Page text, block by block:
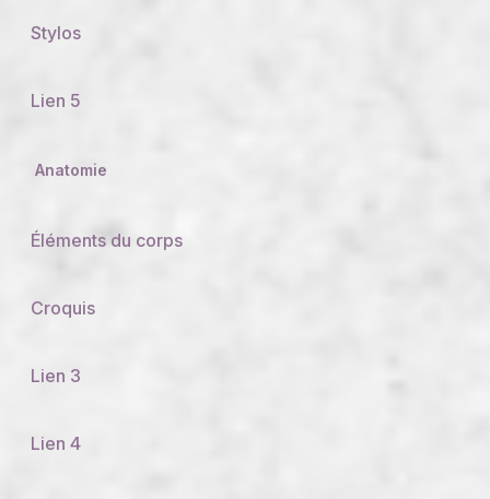
Stylos
Lien 5
Anatomie
Éléments du corps
Croquis
Lien 3
Lien 4